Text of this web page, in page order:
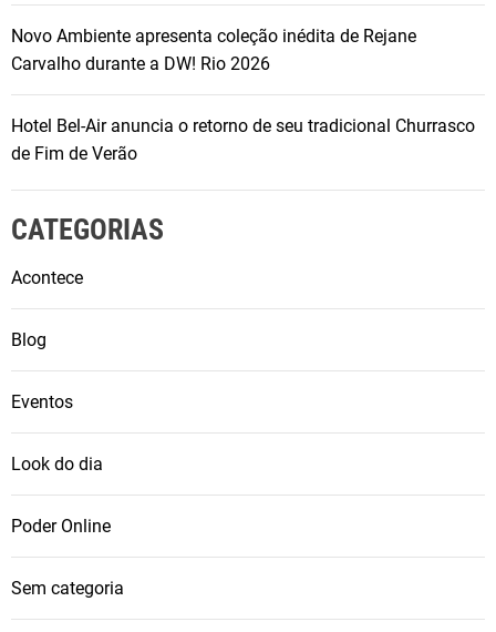
Novo Ambiente apresenta coleção inédita de Rejane
Carvalho durante a DW! Rio 2026
Hotel Bel-Air anuncia o retorno de seu tradicional Churrasco
de Fim de Verão
CATEGORIAS
Acontece
Blog
Eventos
Look do dia
Poder Online
Sem categoria